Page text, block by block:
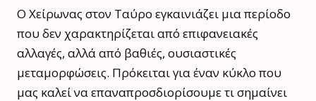
Ο Χείρωνας στον Ταύρο εγκαινιάζει μια περίοδο
που δεν χαρακτηρίζεται από επιφανειακές
αλλαγές, αλλά από βαθιές, ουσιαστικές
μεταμορφώσεις. Πρόκειται για έναν κύκλο που
μας καλεί να επαναπροσδιορίσουμε τι σημαίνει